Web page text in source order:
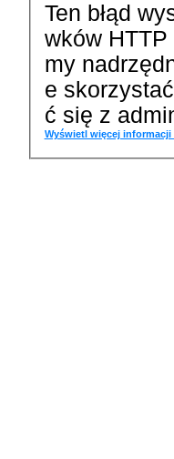
Ten błąd
wków
my
e
ć się z
Wyświetl więcej informacji